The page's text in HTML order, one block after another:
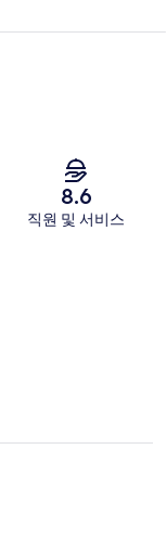
8.6
직원 및 서비스